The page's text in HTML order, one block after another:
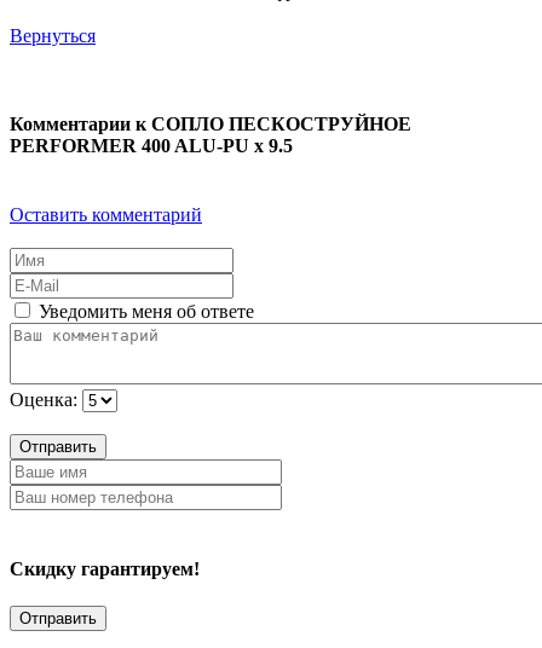
Вернуться
Комментарии к СОПЛО ПЕСКОСТРУЙНОЕ
PERFORMER 400 ALU-PU x 9.5
Оставить комментарий
Уведомить меня об ответе
Оценка:
Отправить
Скидку гарантируем!